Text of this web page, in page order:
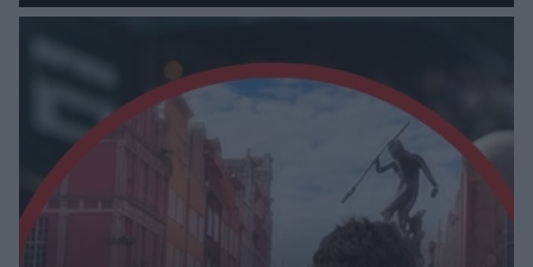
zaprasza na wspólne
obserwacje